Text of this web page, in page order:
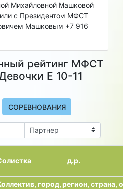
рейтинг МФСТ
E 10-11
СОРЕВНОВАНИЯ
д.р.
город, регион, страна,
Михайловной Машковой
с Президентом МФСТ
Машковым +7 916